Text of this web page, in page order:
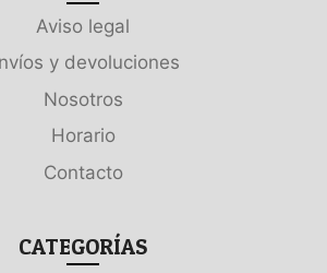
Aviso legal
y devoluciones
Nosotros
Horario
Contacto
CATEGORÍAS